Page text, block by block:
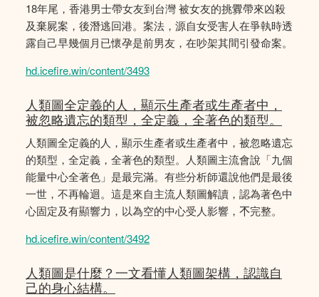
18年尾，香港男士帶女友到台灣 被女友的挑釁帶來凶殺
及棄屍案，後潛逃回港。案法，源自女受害人在爭執時透
露自己早幾個月已懷孕是前男友，在吵架其間引發命案。
hd.icefire.win/content/3493
人類圖全定義的人，顯示生產者或生產者中，
被忽略遺忘的類型，全定義，全著色的類型。
人類圖全定義的人，顯示生產者或生產者中，被忽略遺忘
的類型，全定義，全著色的類型。人類圖主流會說「九個
能量中心全著色」是最完滿。有些分析師還說他們是最後
一世，不再輪迴。這是來自主流人類圖解讀，認為著色中
心固定及有顯響力，以為空的中心受人影響，𣎴完整。
hd.icefire.win/content/3492
人類圖是什麼？一文看懂人類圖架構，認識自
己的身心結構。